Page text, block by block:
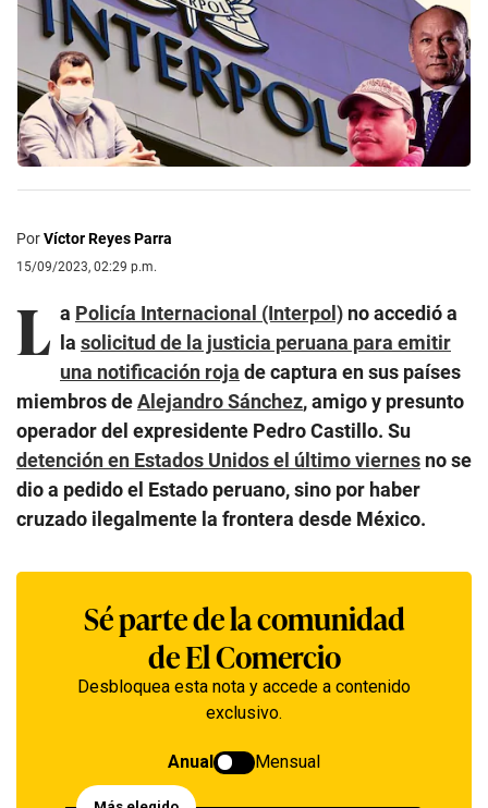
PorVíctor Reyes Parra
15/09/2023, 02:29 p.m.
L a Policía Internacional (Interpol) no accedió a
la solicitud de la justicia peruana para emitir
una notificación roja de captura en sus países
miembros deAlejandro Sánchez, amigo y presunto
operador del expresidente Pedro Castillo. Su
detención en Estados Unidos el último viernes no se
dio a pedido el Estado peruano, sino por haber
cruzado ilegalmente la frontera desde México.